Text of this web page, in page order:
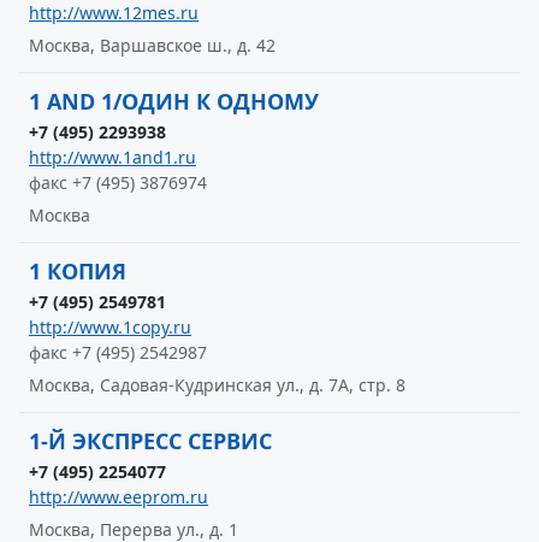
http://www.12mes.ru
Москва, Варшавское ш., д. 42
1 AND 1/ОДИН К ОДНОМУ
+7 (495) 2293938
http://www.1and1.ru
факс +7 (495) 3876974
Москва
1 КОПИЯ
+7 (495) 2549781
http://www.1copy.ru
факс +7 (495) 2542987
Москва, Садовая-Кудринская ул., д. 7А, стр. 8
1-Й ЭКСПРЕСС СЕРВИС
+7 (495) 2254077
http://www.eeprom.ru
Москва, Перерва ул., д. 1